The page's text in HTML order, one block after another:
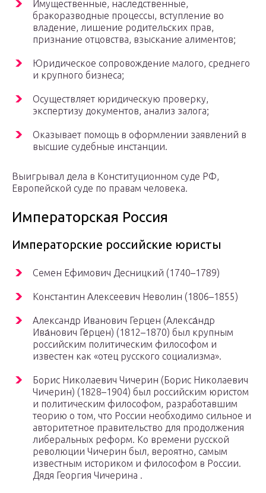
Имущественные, наследственные,
бракоразводные процессы, вступление во
владение, лишение родительских прав,
признание отцовства, взыскание алиментов;
Юридическое сопровождение малого, среднего
и крупного бизнеса;
Осуществляет юридическую проверку,
экспертизу документов, анализ залога;
Оказывает помощь в оформлении заявлений в
высшие судебные инстанции.
Выигрывал дела в Конституционном суде РФ,
Европейской суде по правам человека.
Императорская Россия
Императорские российские юристы
Семен Ефимович Десницкий (1740–1789)
Константин Алексеевич Неволин (1806–1855)
Александр Иванович Герцен (Алекса́ндр
Ива́нович Ге́рцен) (1812–1870) был крупным
российским политическим философом и
известен как «отец русского социализма».
Борис Николаевич Чичерин (Борис Николаевич
Чичерин) (1828–1904) был российским юристом
и политическим философом, разработавшим
теорию о том, что России необходимо сильное и
авторитетное правительство для продолжения
либеральных реформ. Ко времени русской
революции Чичерин был, вероятно, самым
известным историком и философом в России.
Дядя Георгия Чичерина .